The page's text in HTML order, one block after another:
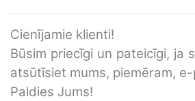
Cienījamie klienti!
Būsim priecīgi un pateicīgi, ja
atsūtīsiet mums, piemēram,
Paldies Jums!